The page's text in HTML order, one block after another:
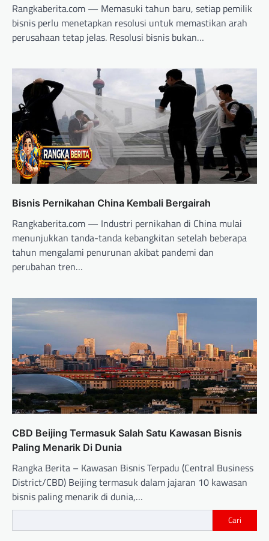
Rangkaberita.com — Memasuki tahun baru, setiap pemilik
bisnis perlu menetapkan resolusi untuk memastikan arah
perusahaan tetap jelas. Resolusi bisnis bukan…
Bisnis Pernikahan China Kembali Bergairah
Rangkaberita.com — Industri pernikahan di China mulai
menunjukkan tanda-tanda kebangkitan setelah beberapa
tahun mengalami penurunan akibat pandemi dan
perubahan tren…
CBD Beijing Termasuk Salah Satu Kawasan Bisnis
Paling Menarik Di Dunia
Rangka Berita – Kawasan Bisnis Terpadu (Central Business
District/CBD) Beijing termasuk dalam jajaran 10 kawasan
bisnis paling menarik di dunia,…
Cari